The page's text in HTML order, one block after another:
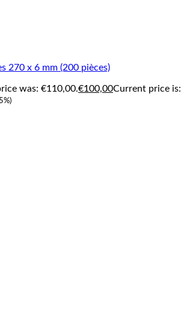
270 x 6 mm (200 pièces)
was: €110,00.€100,00Current price is: